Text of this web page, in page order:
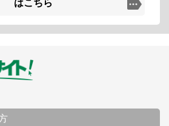
はこちら